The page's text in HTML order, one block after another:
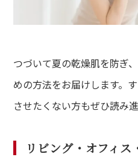
つづいて夏の乾燥肌を防ぎ
めの方法をお届けします。
させたくない方もぜひ読み
リビング・オフィ